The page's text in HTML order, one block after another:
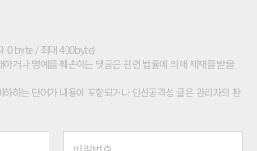
0 byte / 최대 400byte)
거나 명예를 훼손하는 댓글은 관련 법률에 의해 제재를 받을
하는 단어가 내용에 포함되거나 인신공격성 글은 관리자의 판